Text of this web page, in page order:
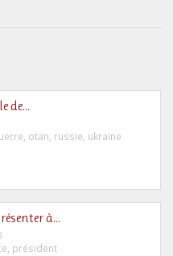
de…
, otan, russie, ukraine
à…
, président